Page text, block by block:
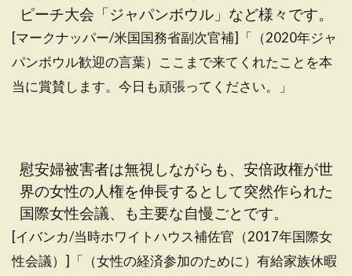
ピーチ大会「ジャパンボウル」など様々です。
[マークナッパー/米国国務省副次官補]「（2020年ジャ
パンボウル歓迎の言葉）ここまで来てくれたことを本
当に賞賛します。今日も頑張ってください。」
慰安婦被害者は無視しながらも、安倍政権が世
界の女性の人権を伸長するとして突然作られた
国際女性会議、も主要な自慢ごとです。
[イバンカ/当時ホワイトハウス補佐官（2017年国際女
性会議）]「（女性の経済参加のために）有給家族休暇